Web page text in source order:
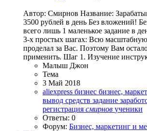
Автор: Смирнов Название:
3500 рублей в день Без вложений!
всего лишь 1 маленькое задание в
3-х простых шагах: Всю
проделал за Вас. Поэтому Вам
применить. Шаг 1. Изучение
Малыш Джон
Тема
3 Май 2018
aliexpress бизнес бизнес,
вывод средств задание
регистрация смирнов ученики
Ответы: 0
Форум: Бизнес, маркетинг и